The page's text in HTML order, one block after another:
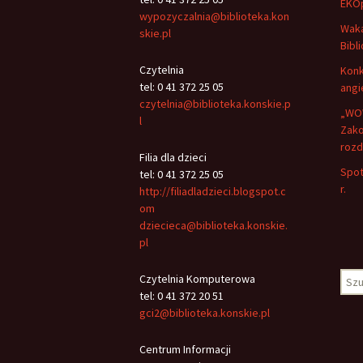
wypozyczalnia@biblioteka.kon
skie.pl
Czytelnia
tel: 0 41 372 25 05
czytelnia@biblioteka.konskie.p
l
Filia dla dzieci
tel: 0 41 372 25 05
http://filiadladzieci.blogspot.c
om
dziecieca@biblioteka.konskie.
pl
Czytelnia Komputerowa
tel: 0 41 372 20 51
gci2@biblioteka.konskie.pl
Centrum Informacji
r.